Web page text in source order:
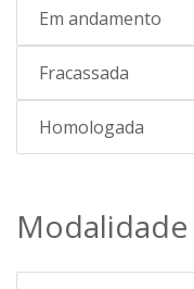
Em andamento
Fracassada
Homologada
Modalidade